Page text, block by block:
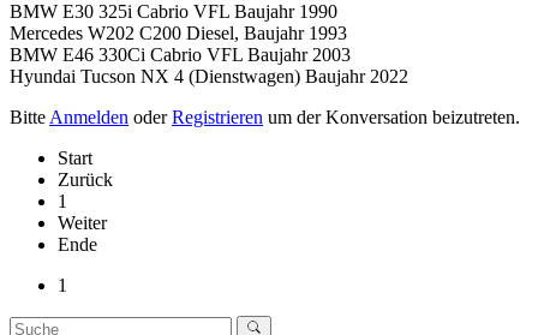
BMW E30 325i Cabrio VFL Baujahr 1990
Mercedes W202 C200 Diesel, Baujahr 1993
BMW E46 330Ci Cabrio VFL Baujahr 2003
Hyundai Tucson NX 4 (Dienstwagen) Baujahr 2022
Bitte Anmelden oderRegistrieren um der Konversation beizutreten.
Start
Zurück
1
Weiter
Ende
1